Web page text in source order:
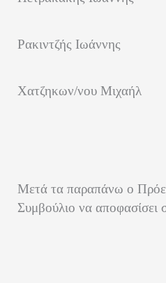
Ρακιντζής Ιωάννης
Χατζηκων/νου Μιχαήλ
Μετά τα παραπάνω ο
Συμβούλιο να αποφασίσει